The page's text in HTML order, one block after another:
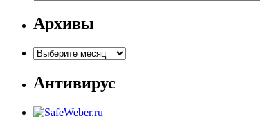
Архивы
Архивы
Антивирус